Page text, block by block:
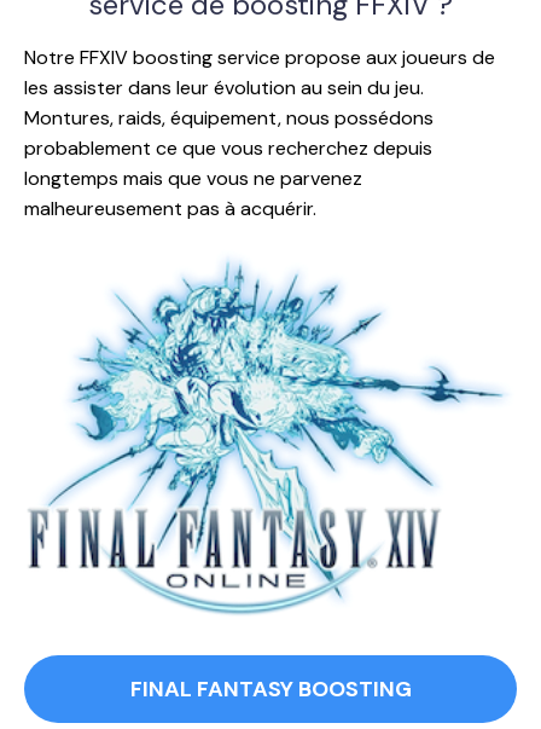
Notre FFXIV boosting service propose aux joueurs de
les assister dans leur évolution au sein du jeu.
Montures, raids, équipement, nous possédons
probablement ce que vous recherchez depuis
longtemps mais que vous ne parvenez
malheureusement pas à acquérir.
FINAL FANTASY BOOSTING